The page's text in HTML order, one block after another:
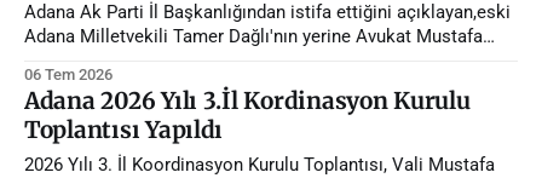
Adana Ak Parti İl Başkanlığından istifa ettiğini açıklayan,eski
Adana Milletvekili Tamer Dağlı'nın yerine Avukat Mustafa
06 Tem 2026
Adana 2026 Yılı 3.İl Kordinasyon Kurulu
Toplantısı Yapıldı
2026 Yılı 3. İl Koordinasyon Kurulu Toplantısı, Vali Mustafa